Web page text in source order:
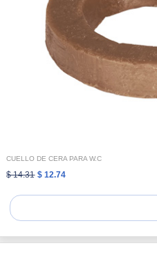
CUELLO DE CERA PARA W.C
$ 14.31 $ 12.74